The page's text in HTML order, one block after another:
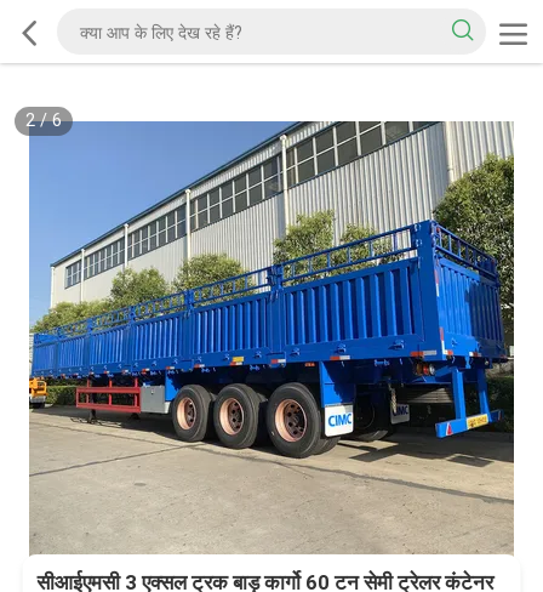
2/6
सीआईएमसी 3 एक्सल ट्रक बाड़ कार्गो 60 टन सेमी ट्रेलर कंटेनर